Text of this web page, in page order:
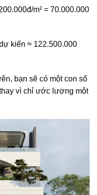
m² = 70.000.000
kiến ≈ 122.500.000
bạn sẽ có một con số
vì chỉ ước lượng một